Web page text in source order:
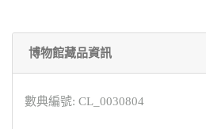
博物館藏品資訊
數典編號: CL_0030804